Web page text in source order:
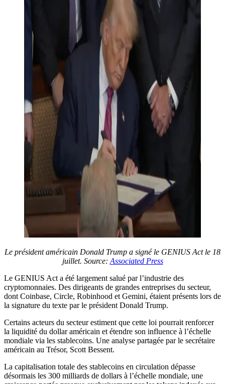
Le président américain Donald Trump a signé le GENIUS Act le 18
juillet. Source: Associated Press
Le GENIUS Act a été largement salué par l’industrie des
cryptomonnaies. Des dirigeants de grandes entreprises du secteur,
dont Coinbase, Circle, Robinhood et Gemini, étaient présents lors de
la signature du texte par le président Donald Trump.
Certains acteurs du secteur estiment que cette loi pourrait renforcer
la liquidité du dollar américain et étendre son influence à l’échelle
mondiale via les stablecoins. Une analyse partagée par le secrétaire
américain au Trésor, Scott Bessent.
La capitalisation totale des stablecoins en circulation dépasse
désormais les 300 milliards de dollars à l’échelle mondiale, une